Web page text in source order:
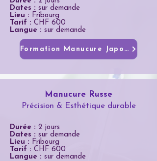
Dates : sur demande
Lieu : Fribourg
Tarif : CHF 600
Langue : sur demande
Formation Manucure Japonaise
Manucure Russe
Précision & Esthétique durable
Durée : 2 jours
Dates : sur demande
Lieu : Fribourg
Tarif : CHF 600
Langue : sur demande